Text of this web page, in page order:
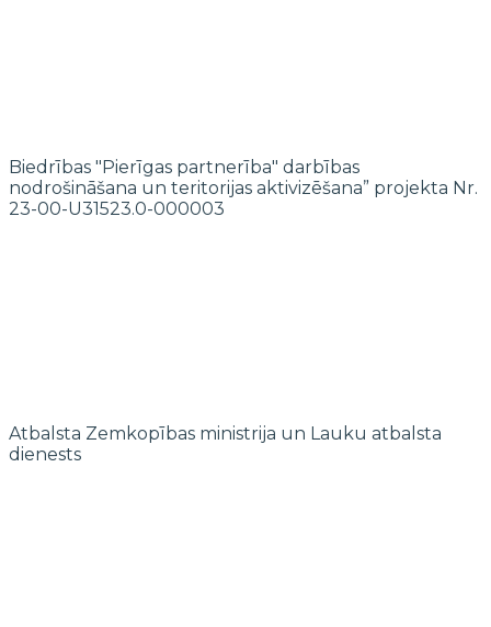
Biedrības "Pierīgas partnerība" darbības
nodrošināšana un teritorijas aktivizēšana” projekta Nr.
23-00-U31523.0-000003
Atbalsta Zemkopības ministrija un Lauku atbalsta
dienests